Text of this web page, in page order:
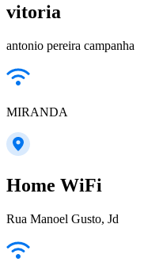
vitoria
antonio pereira campanha
MIRANDA
Home WiFi
Rua Manoel Gusto, Jd